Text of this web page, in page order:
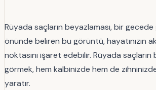
Rüyada saçların beyazlaması, bir
önünde beliren bu görüntü, hayatınızın
noktasını işaret edebilir. Rüyada saçların
görmek, hem kalbinizde hem de
yaratır.